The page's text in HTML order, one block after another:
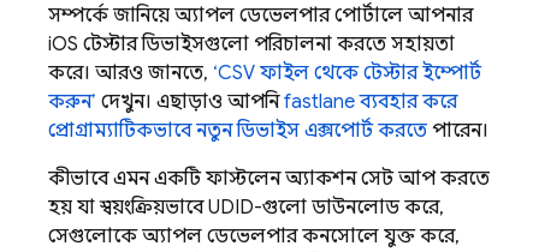
সম্পর্কে জানিয়ে অ্যাপল ডেভেলপার পোর্টালে আপনার
iOS টেস্টার ডিভাইসগুলো পরিচালনা করতে সহায়তা
করে। আরও জানতে, ‘CSV ফাইল থেকে টেস্টার ইম্পোর্ট
করুন’ দেখুন। এছাড়াও আপনিfastlane ব্যবহার করে
প্রোগ্রাম্যাটিকভাবে নতুন ডিভাইস এক্সপোর্ট করতে পারেন।
কীভাবে এমন একটি ফাস্টলেন অ্যাকশন সেট আপ করতে
হয় যা স্বয়ংক্রিয়ভাবে UDID-গুলো ডাউনলোড করে,
সেগুলোকে অ্যাপল ডেভেলপার কনসোলে যুক্ত করে,